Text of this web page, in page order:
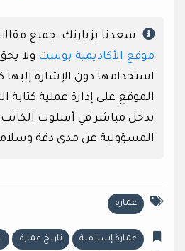
سعدنا بزيارتك، جميع
موقع الأكاديمية بوست ولا
استخدامها دون الإشارة
الموقع على إدارة عملية كتابة
تدخل مباشر في أسلوب
المسؤولية عن مدى دقة
عمارة
عمارة إسلامية تاريخ عمارة